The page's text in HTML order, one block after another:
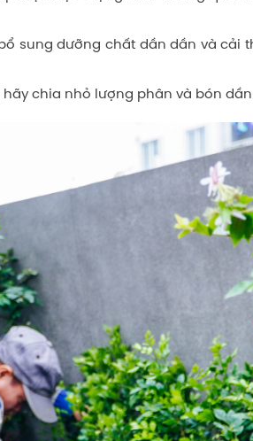
sung dưỡng chất dần dần và cải
hãy chia nhỏ lượng phân và bón